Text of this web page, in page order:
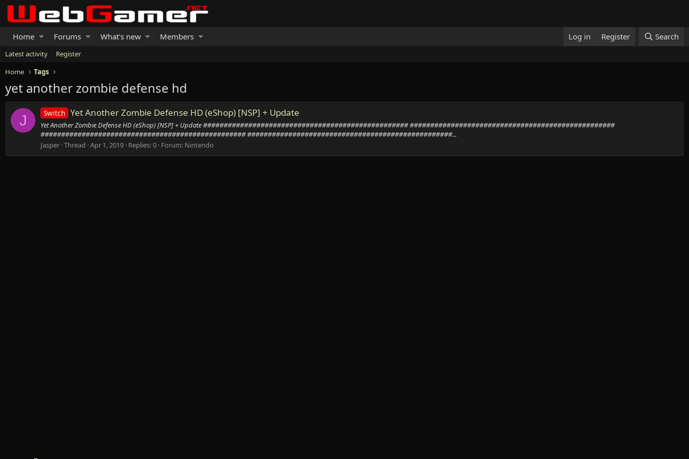
Home Forums What's new Members Log in Register Search
Latest activity
Register
Home
Tags
yet another zombie defense hd
J Switch Yet Another Zombie Defense HD (eShop) [NSP] + Update
Yet Another Zombie Defense HD (eShop) [NSP] + Update ################################################## ##################################################
################################################## ##################################################...
Jasper Thread Apr 1, 2019 Replies: 0 Forum: Nintendo